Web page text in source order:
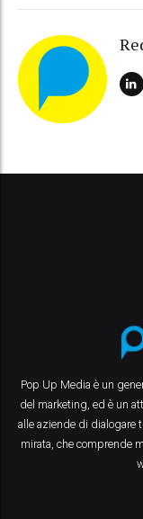
Pop Up Media è un
del marketing, ed è un
alle aziende di dialogare
mirata, che comprende